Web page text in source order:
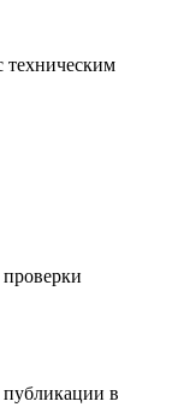
техническим
в